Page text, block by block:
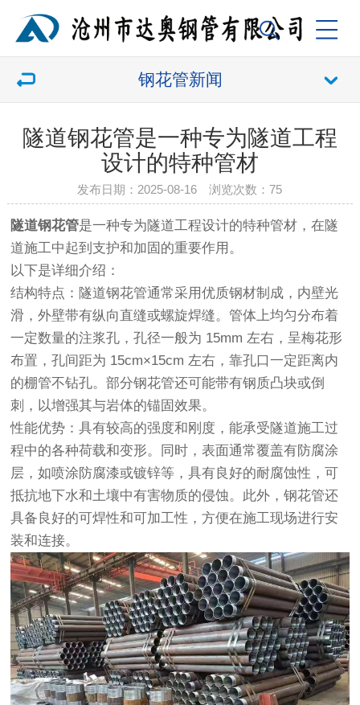
钢花管新闻
隧道钢花管​是一种专为隧道工程
设计的特种管材
发布日期：2025-08-16 浏览次数：75
隧道钢花管是一种专为隧道工程设计的特种管材，在隧
道施工中起到支护和加固的重要作用。
以下是详细介绍：
结构特点：隧道钢花管通常采用优质钢材制成，内壁光
滑，外壁带有纵向直缝或螺旋焊缝。管体上均匀分布着
一定数量的注浆孔，孔径一般为 15mm 左右，呈梅花形
布置，孔间距为 15cm×15cm 左右，靠孔口一定距离内
的棚管不钻孔。部分钢花管还可能带有钢质凸块或倒
刺，以增强其与岩体的锚固效果。
性能优势：具有较高的强度和刚度，能承受隧道施工过
程中的各种荷载和变形。同时，表面通常覆盖有防腐涂
层，如喷涂防腐漆或镀锌等，具有良好的耐腐蚀性，可
抵抗地下水和土壤中有害物质的侵蚀。此外，钢花管还
具备良好的可焊性和可加工性，方便在施工现场进行安
装和连接。